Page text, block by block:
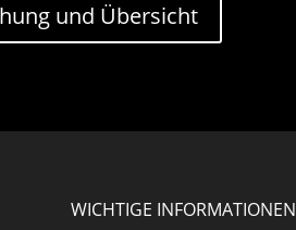
und Übersicht
WICHTIGE INFORMATIONEN